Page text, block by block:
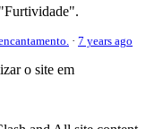
· 7 years ago
o site em